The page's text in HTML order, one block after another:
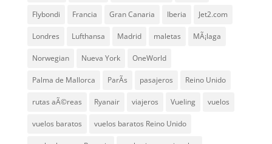
Flybondi Francia Gran Canaria Iberia Jet2.com
Londres Lufthansa Madrid maletas MÃ¡laga
Norwegian Nueva York OneWorld
Palma de Mallorca ParÃ­s pasajeros Reino Unido
rutas aÃ©reas Ryanair viajeros Vueling vuelos
vuelos baratos vuelos baratos Reino Unido